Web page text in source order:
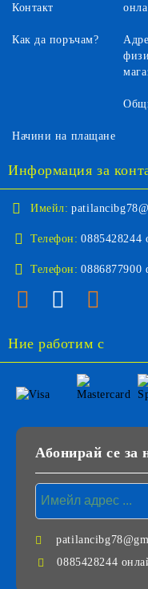
Контакт
Как да поръчам?
Начини на плащане
Информация за
Имейл:
Телефон: 0885428244
Телефон: 0886877900
Ние работим с
Абонирай се
0885428244